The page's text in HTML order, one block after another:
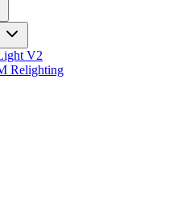
V2
Relighting